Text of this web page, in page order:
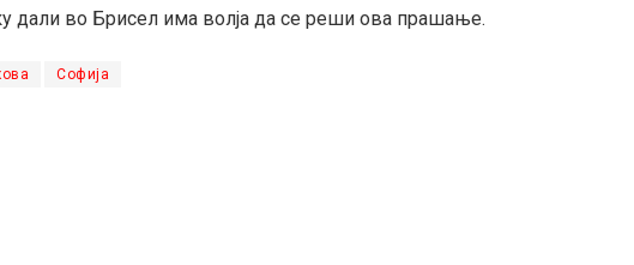
дали во Брисел има волја да се реши ова прашање.
Софија